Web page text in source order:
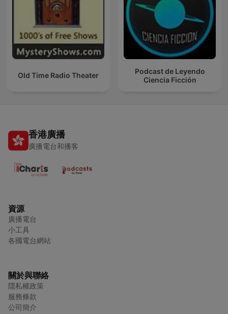
Old Time Radio Theater
Podcast de Leyendo
Ciencia Ficción
香港廣播
廣播電台和播客
資源
廣播電台
小工具
各國電台網站
關於與聯絡
隱私權政策
服務條款
公司簡介